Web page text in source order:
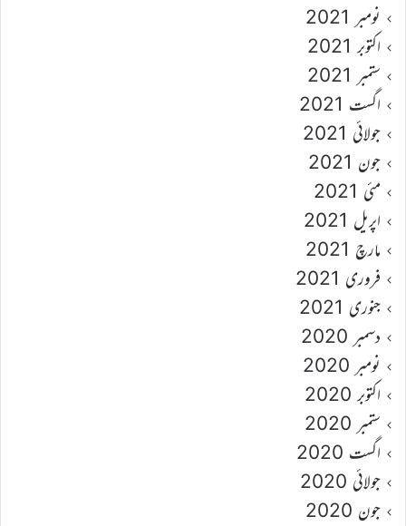
نومبر 2021
اکتوبر 2021
ستمبر 2021
اگست 2021
جولائی 2021
جون 2021
مئی 2021
اپریل 2021
مارچ 2021
فروری 2021
جنوری 2021
دسمبر 2020
نومبر 2020
اکتوبر 2020
ستمبر 2020
اگست 2020
جولائی 2020
جون 2020